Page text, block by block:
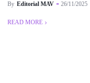
By Editorial MAV 26/11/2025
READ MORE